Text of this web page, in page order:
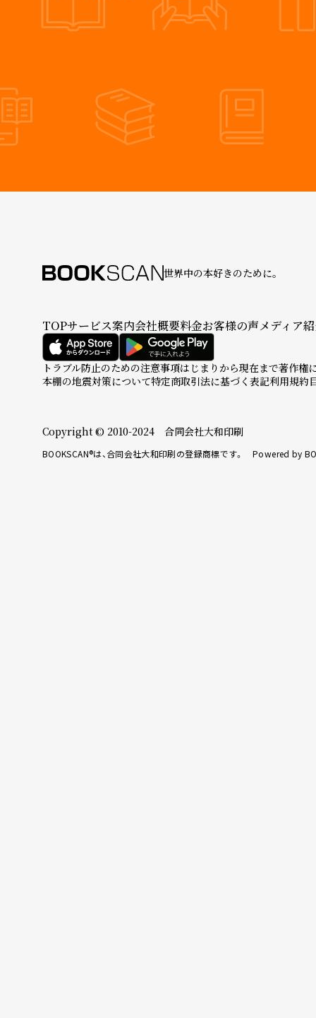
世界中の本好きのために。
TOPサービス案内会社概要料金お客様の声メディア
トラブル防止のための注意事項はじまりから現在まで著作権
本棚の地震対策について特定商取引法に基づく表記利用規約
Copyright © 2010-2024 合同会社大和印刷
BOOKSCAN®は、合同会社大和印刷の登録商標です。 Powered by